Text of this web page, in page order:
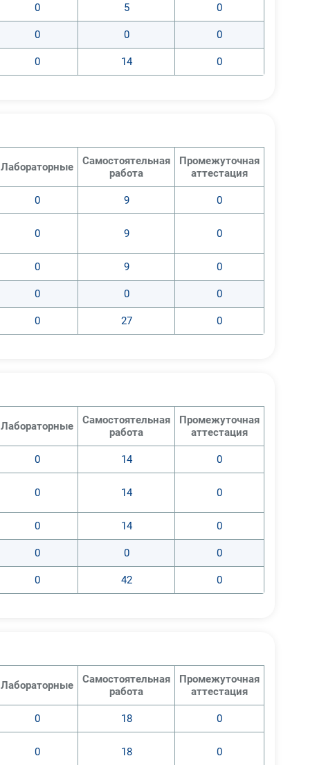
0 5 0
0 0 0
0 14 0
Лабораторные
Самостоятельная
работа
Промежуточная
аттестация
0 9 0
0 9 0
0 9 0
0 0 0
0 27 0
Лабораторные
Самостоятельная
работа
Промежуточная
аттестация
0 14 0
0 14 0
0 14 0
0 0 0
0 42 0
Лабораторные
Самостоятельная
работа
Промежуточная
аттестация
0 18 0
0 18 0